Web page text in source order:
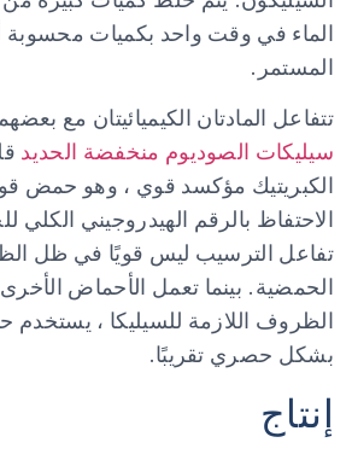
الماء في وقت واحد بكميات محسوبة
المستمر.
تتفاعل المادتان الكيميائيتان مع
سيليكات الصوديوم منخفضة الحديد
الكبريتيك مؤكسد قوي ، وهو حمض
الاحتفاظ بالرقم الهيدروجيني الكلي
تفاعل الترسيب ليس قويًا في ظل
الحمضية. بينما تعمل الأحماض
الظروف اللازمة للسيليكا ، يستخدم
بشكل حصري تقريبًا.
إنتاج